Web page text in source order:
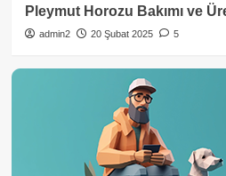
Pleymut Horozu Bakımı ve
admin2 20 Şubat 2025 5